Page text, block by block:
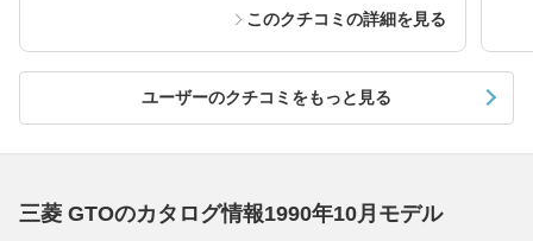
このクチコミの詳細を見る
ユーザーのクチコミをもっと見る
三菱 GTOのカタログ情報1990年10月モデル